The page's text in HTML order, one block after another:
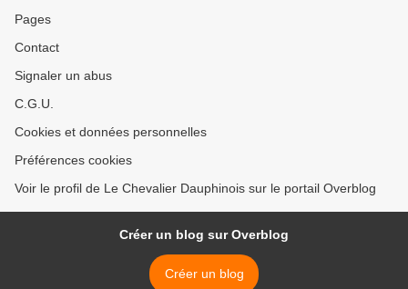
Pages
Contact
Signaler un abus
C.G.U.
Cookies et données personnelles
Préférences cookies
Voir le profil de Le Chevalier Dauphinois sur le portail Overblog
Créer un blog sur Overblog
Créer un blog